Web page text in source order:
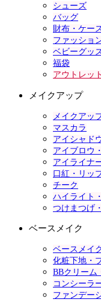
シューズ
バッグ
財布・ケー
ファッショ
ベビーグッ
福袋
アウトレット
メイクアップ
メイクアッ
マスカラ
アイシャド
アイブロウ
アイライナ
口紅・リッ
チーク
ハイライト
つけまつげ
ベースメイク
ベースメイ
化粧下地・
BBクリーム
コンシーラ
ファンデー